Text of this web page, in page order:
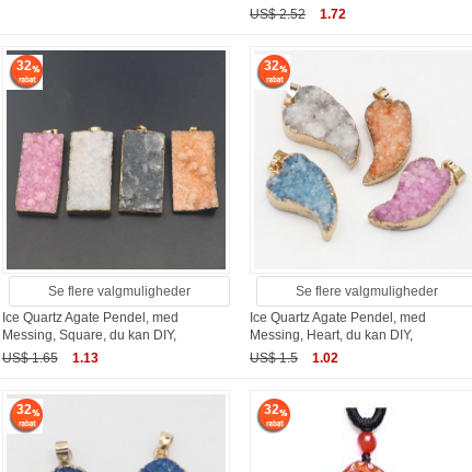
US$ 2.52
1.72
32
Se flere valgmuligheder
Ice Quartz Agate Pendel, med
Messing, Square, du kan DIY,
US$ 1.65
1.13
32
Se flere valgmuligheder
Ice Quartz Agate Pendel, med
Messing, Heart, du kan DIY,
US$ 1.5
1.02
32 32